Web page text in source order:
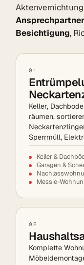
Besichtigung,
01
Keller,
räumen,
Sperrmüll,
Keller &
Garagen &
Messie-
02
Komplette